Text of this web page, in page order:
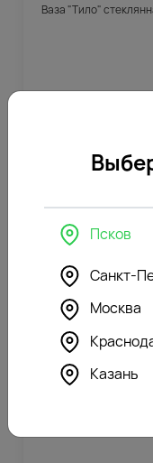
Ваза "Тило"
Похожие
Доступен с
06.11.2026
Букет из 15
стильной упаковке
Псков
Санкт-
Москва
Казань